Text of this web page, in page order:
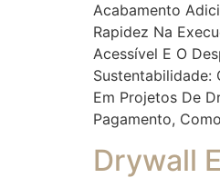
Acabamento
Rapidez Na
Acessível E O
Sustentabilidade:
Em Projetos De
Pagamento,
Drywall